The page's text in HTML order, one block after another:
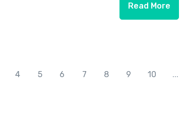
Read More
4 5 6 7 8 9 10 ...